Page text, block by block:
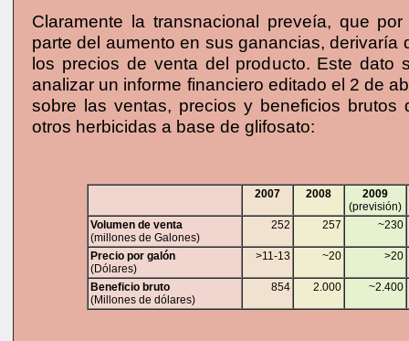
Claramente la transnacional preveía, que
parte del aumento en sus ganancias, derivaría
los precios de venta del producto. Este dato
analizar un informe financiero editado el 2 de
sobre las ventas, precios y beneficios brutos
otros herbicidas a base de glifosato:
2007 2008
2009
(previsión)
Volumen de venta
(millones de Galones)
252 257 ~230
Precio por galón
(Dólares)
>11-13 ~20 >20
Beneficio bruto
(Millones de dólares)
854 2.000 ~2.400